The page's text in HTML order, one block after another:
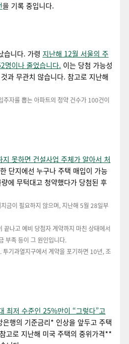
을 기록 중입니다.
습니다. 가령 지난해 12월 서울의 주
명이나 줄었습니다. 이는 당첨 가능성
과 무관치 않습니다. 참고로 지난해
자를 뽑는 아파트의 청약 건수가 100건이
지 못하면 건설사업 주체가 알아서 처
단지에선 누구나 주택 매입이 가능
에 무턱대고 청약했다가 당첨된 후
금이 필요하지 않으며, 지난해 5월 28일부
나고 예비 당첨자 계약까지 마친 상태에서
부족 등이 그 원인입니다.
기과열지구에서 계약을 포기하면 10년, 조
최저 수준인 25%만이 “그렇다”고
행의 기준금리* 인상을 앞두고 주택
고로 지난해 미국 주택의 중위가격**